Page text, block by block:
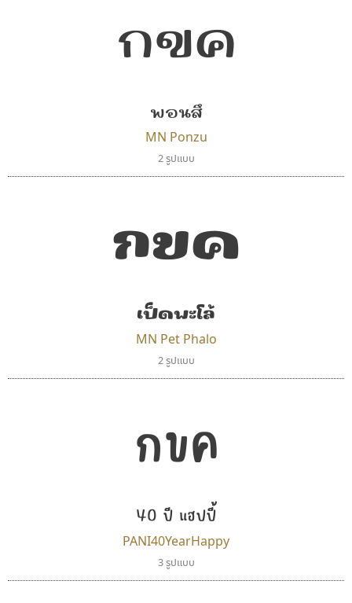
กขค
พอนสึ
MN Ponzu
2 รูปแบบ
กขค
เป็ดพะโล้
MN Pet Phalo
2 รูปแบบ
กขค
40 ปี แฮปปี้
PANI40YearHappy
3 รูปแบบ